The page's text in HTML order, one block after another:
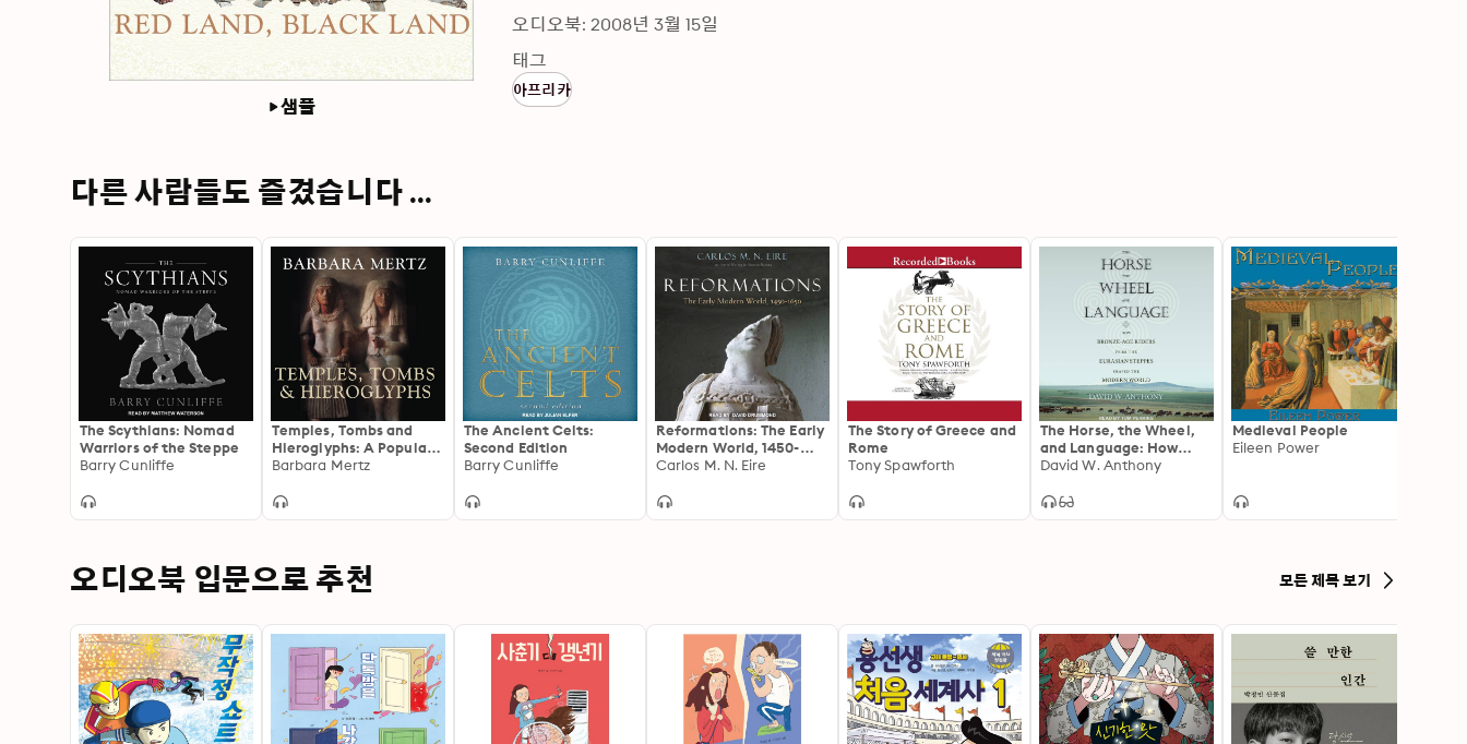
샘플
오디오북: 2008년 3월 15일
태그
아프리카
다른 사람들도 즐겼습니다 ...
The Scythians: Nomad
Warriors of the Steppe
Barry Cunliffe
Temples, Tombs and
Hieroglyphs: A Popular
History of Ancient Egypt
Barbara Mertz
The Ancient Celts:
Second Edition
Barry Cunliffe
Reformations: The Early
Modern World, 1450-
1650
Carlos M. N. Eire
The Story of Greece and
Rome
Tony Spawforth
The Horse, the Wheel,
and Language: How
Bronze-Age Riders from
Shaped the Modern
David W. Anthony
Medieval People
Eileen Power
오디오북 입문으로 추천 모든 제목 보기